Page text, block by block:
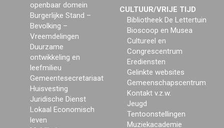
openbaar domein
Burgerlijke Stand –
Bevolking –
Vreemdelingen
Duurzame
ontwikkeling en
leefmilieu
Gemeentesecretariaat
Huisvesting
Juridische Dienst
Lokaal Economisch
leven
CULTUUR/VRIJE TIJD
Bibliotheek De Lettertuin
Bioscoop en Musea
Cultureel en
Congrescentrum
Erediensten
Gelinkte websites
Gemeenschapscentrum
Kontakt v.z.w.
Jeugd
Tentoonstellingen
Muziekacademie